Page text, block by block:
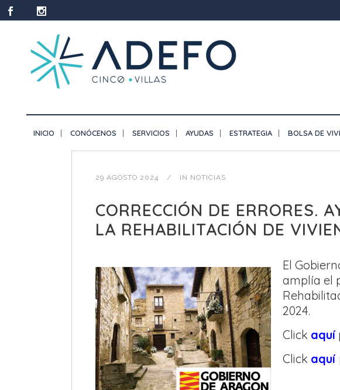
INICIO CONÓCENOS SERVICIOS AYUDAS ESTRATEGIA BOLSA DE
29 AGOSTO 2024 IN NOTICIAS
CORRECCIÓN DE ERRORES.
LA REHABILITACIÓN DE
El
amplía el
2024.
Click aquí
Click aquí